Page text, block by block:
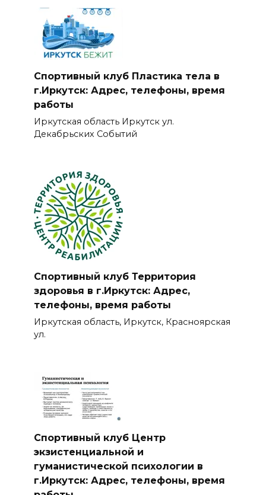
Спортивный клуб Пластика тела в
г.Иркутск: Адрес, телефоны, время
работы
Иркутская область Иркутск ул.
Декабрьских Событий
Спортивный клуб Территория
здоровья в г.Иркутск: Адрес,
телефоны, время работы
Иркутская область, Иркутск, Красноярская
ул.
Спортивный клуб Центр
экзистенциальной и
гуманистической психологии в
г.Иркутск: Адрес, телефоны, время